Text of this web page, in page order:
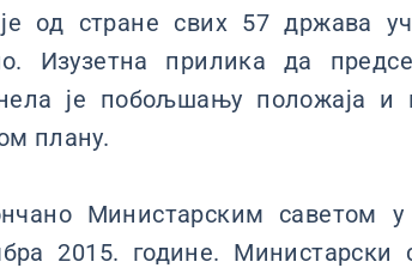
од стране свих 57 држава
Изузетна прилика да
је побољшању положаја и
плану.
Министарским саветом
2015. године. Министарски